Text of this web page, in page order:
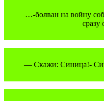
…-болван на войну
сразу
— Скажи: Синица!-